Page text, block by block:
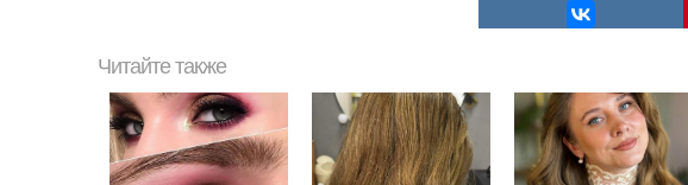
Читайте также